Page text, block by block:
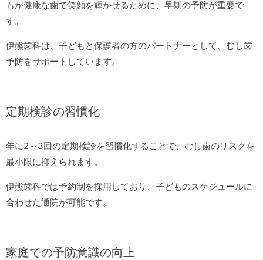
もが健康な歯で笑顔を輝かせるために、早期の予防が重要で
す。
伊熊歯科は、子どもと保護者の方のパートナーとして、むし歯
予防をサポートしています。
定期検診の習慣化
年に2～3回の定期検診を習慣化することで、むし歯のリスクを
最小限に抑えられます。
伊熊歯科では予約制を採用しており、子どものスケジュールに
合わせた通院が可能です。
家庭での予防意識の向上